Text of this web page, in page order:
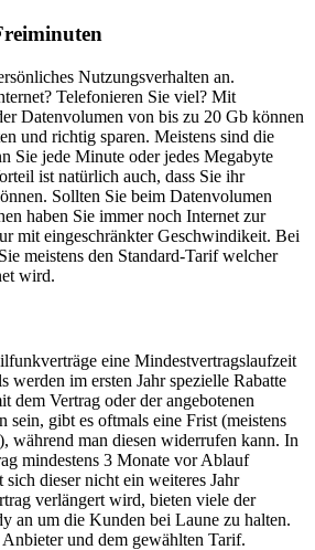
Nutzungsverhalten an.
Telefonieren Sie viel? Mit
Datenvolumen von bis zu 20 Gb können
und richtig sparen. Meistens sind die
Sie jede Minute oder jedes Megabyte
ist natürlich auch, dass Sie ihr
Sollten Sie beim Datenvolumen
haben Sie immer noch Internet zur
mit eingeschränkter Geschwindikeit. Bei
meistens den Standard-Tarif welcher
wird.
eine Mindestvertragslaufzeit
werden im ersten Jahr spezielle Rabatte
dem Vertrag oder der angebotenen
sein, gibt es oftmals eine Frist (meistens
während man diesen widerrufen kann. In
mindestens 3 Monate vor Ablauf
dieser nicht ein weiteres Jahr
verlängert wird, bieten viele der
an um die Kunden bei Laune zu halten.
und dem gewählten Tarif.